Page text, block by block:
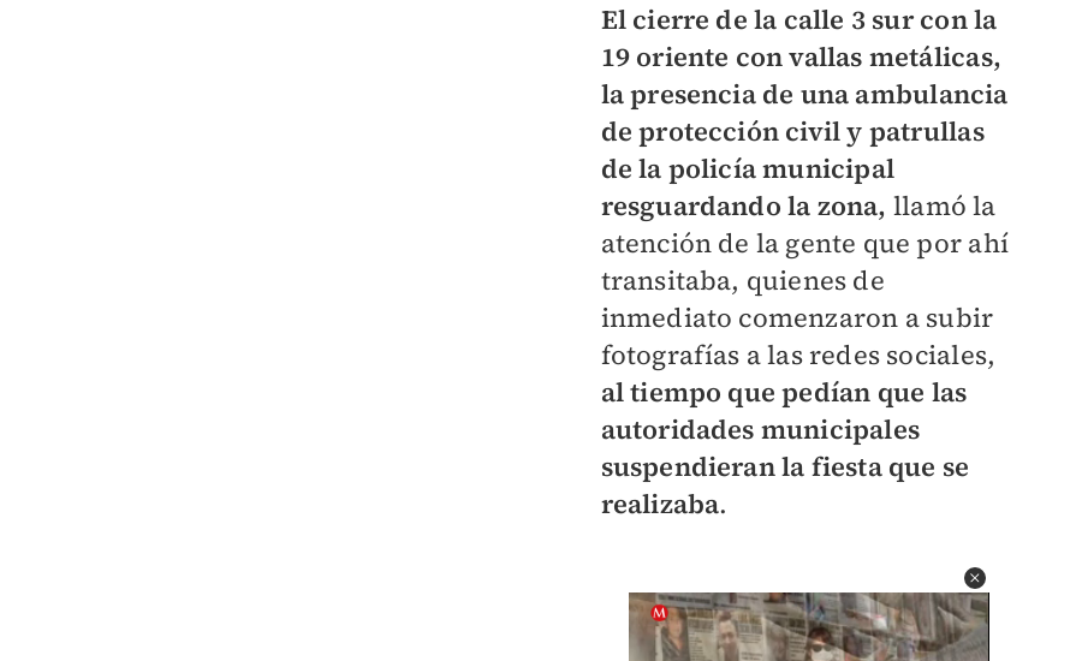
El cierre de la calle 3 sur con la
19 oriente con vallas metálicas,
la presencia de una ambulancia
de protección civil y patrullas
de la policía municipal
resguardando la zona, llamó la
atención de la gente que por ahí
transitaba, quienes de
inmediato comenzaron a subir
fotografías a las redes sociales,
al tiempo que pedían que las
autoridades municipales
suspendieran la fiesta que se
realizaba.